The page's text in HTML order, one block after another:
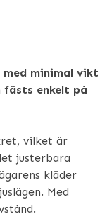
minimal vikt
fästs enkelt på
vilket är
justerbara
kläder
Med